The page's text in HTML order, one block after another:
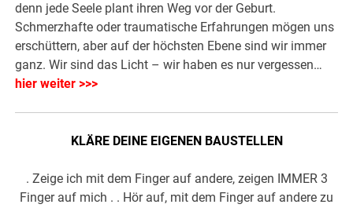
denn jede Seele plant ihren Weg vor der Geburt.
Schmerzhafte oder traumatische Erfahrungen mögen uns
erschüttern, aber auf der höchsten Ebene sind wir immer
ganz. Wir sind das Licht – wir haben es nur vergessen…
hier weiter >>>
KLÄRE DEINE EIGENEN BAUSTELLEN
. Zeige ich mit dem Finger auf andere, zeigen IMMER 3
Finger auf mich . . Hör auf, mit dem Finger auf andere zu